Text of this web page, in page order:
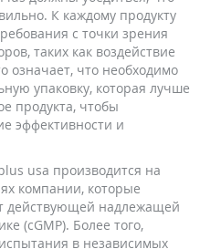
К каждому продукту
с точки зрения
таких как воздействие
означает, что необходимо
упаковку, которая лучше
продукта, чтобы
эффективности и
usa производится на
компании, которые
действующей надлежащей
(cGMP). Более того,
в независимых